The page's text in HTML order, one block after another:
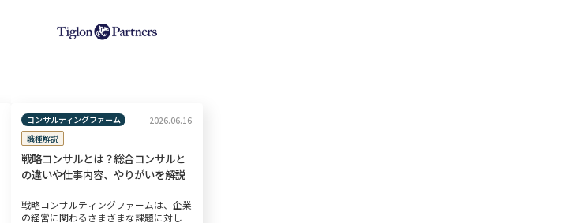
コンサルティングファーム
2026.06.16
職種解説
戦略コンサルとは？総合コンサルと
の違いや仕事内容、やりがいを解説
戦略コンサルティングファームは、企業
の経営に関わるさまざまな課題に対し